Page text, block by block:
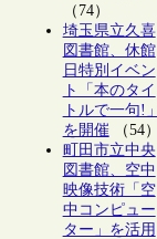
（74）
埼玉県立久喜
図書館、休館
日特別イベン
ト「本のタイ
トルで一句!」
を開催（54）
町田市立中央
図書館、空中
映像技術「空
中コンピュー
ター」を活用